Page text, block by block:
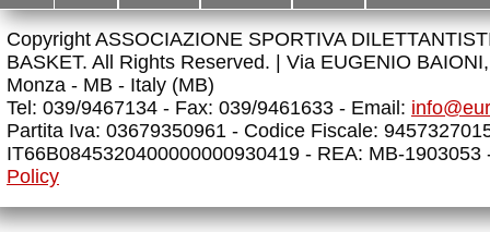
Copyright ASSOCIAZIONE SPORTIVA
BASKET. All Rights Reserved. | Via EUGENIO
Monza - MB - Italy (MB)
Tel: 039/9467134 - Fax: 039/9461633 - Email:
Partita Iva: 03679350961 - Codice Fiscale:
IT66B0845320400000000930419 - REA: MB-
Policy